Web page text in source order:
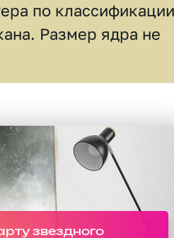
по классификации
Размер ядра не
звездного